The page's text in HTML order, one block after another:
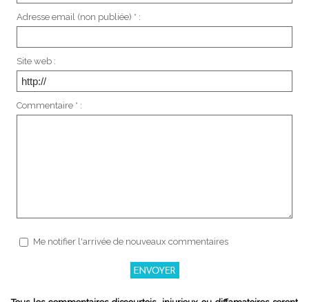
Adresse email (non publiée) * :
Site web :
Commentaire * :
Me notifier l'arrivée de nouveaux commentaires